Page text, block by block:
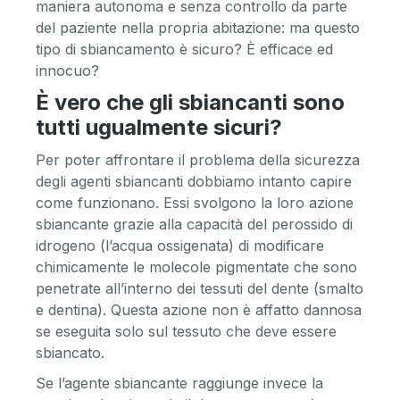
maniera autonoma e senza controllo da parte
del paziente nella propria abitazione: ma questo
tipo di sbiancamento è sicuro? È efficace ed
innocuo?
È vero che gli sbiancanti sono
tutti ugualmente sicuri?
Per poter affrontare il problema della sicurezza
degli agenti sbiancanti dobbiamo intanto capire
come funzionano. Essi svolgono la loro azione
sbiancante grazie alla capacità del perossido di
idrogeno (l’acqua ossigenata) di modificare
chimicamente le molecole pigmentate che sono
penetrate all’interno dei tessuti del dente (smalto
e dentina). Questa azione non è affatto dannosa
se eseguita solo sul tessuto che deve essere
sbiancato.
Se l’agente sbiancante raggiunge invece la